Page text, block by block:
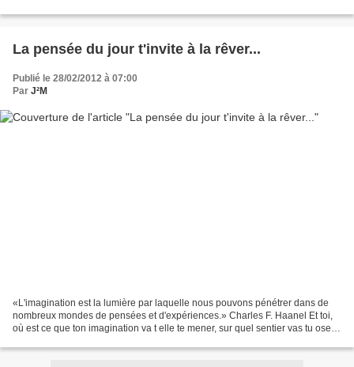
La pensée du jour t'invite à la rêver...
Publié le 28/02/2012 à 07:00
Par J²M
«L'imagination est la lumière par laquelle nous pouvons pénétrer dans de
nombreux mondes de pensées et d'expériences.» Charles F. Haanel Et toi,
où est ce que ton imagination va t elle te mener, sur quel sentier vas tu oser